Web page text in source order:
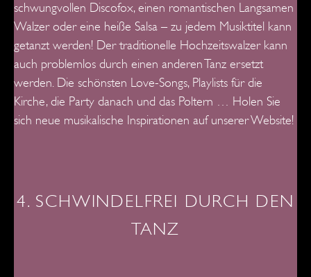
schwungvollen Discofox, einen romantischen Langsamen
Walzer oder eine heiße Salsa – zu jedem Musiktitel kann
getanzt werden! Der traditionelle Hochzeitswalzer kann
auch problemlos durch einen anderen Tanz ersetzt
werden. Die schönsten Love-Songs, Playlists für die
Kirche, die Party danach und das Poltern … Holen Sie
sich neue musikalische Inspirationen auf unserer Website!
4. SCHWINDELFREI DURCH DEN
TANZ